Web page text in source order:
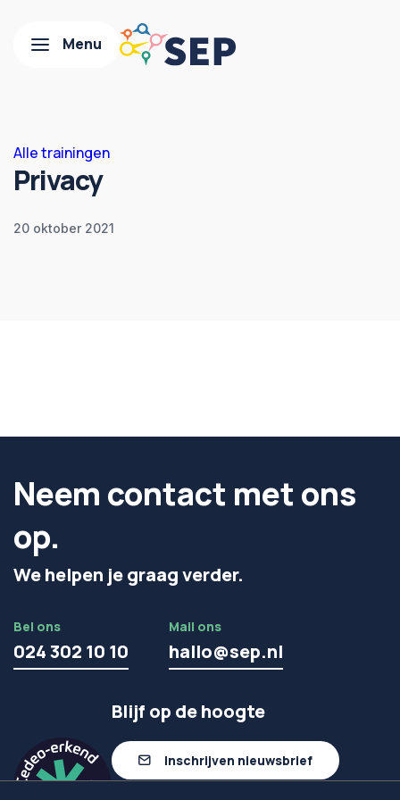
Alle trainingen
Privacy
20 oktober 2021
Neem contact met ons
op.
We helpen je graag verder.
Bel ons
024 302 10 10
Mail ons
hallo@sep.nl
Blijf op de hoogte
Inschrijven nieuwsbrief